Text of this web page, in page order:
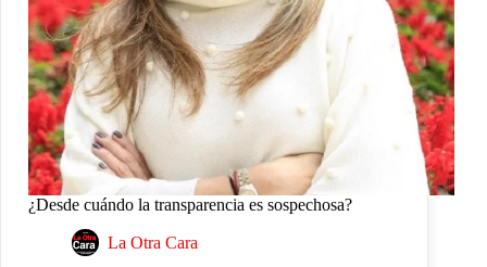
¿Desde cuándo la transparencia es sospechosa?
La Otra Cara